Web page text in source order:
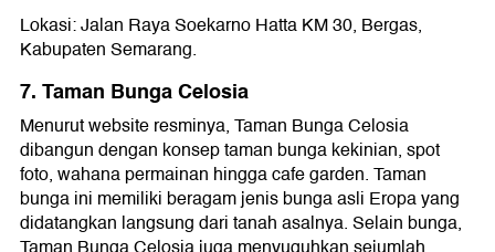
Lokasi: Jalan Raya Soekarno Hatta KM 30, Bergas,
Kabupaten Semarang.
7. Taman Bunga Celosia
Menurut website resminya, Taman Bunga Celosia
dibangun dengan konsep taman bunga kekinian, spot
foto, wahana permainan hingga cafe garden. Taman
bunga ini memiliki beragam jenis bunga asli Eropa yang
didatangkan langsung dari tanah asalnya. Selain bunga,